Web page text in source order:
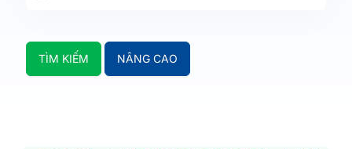
TÌM KIẾM NÂNG CAO